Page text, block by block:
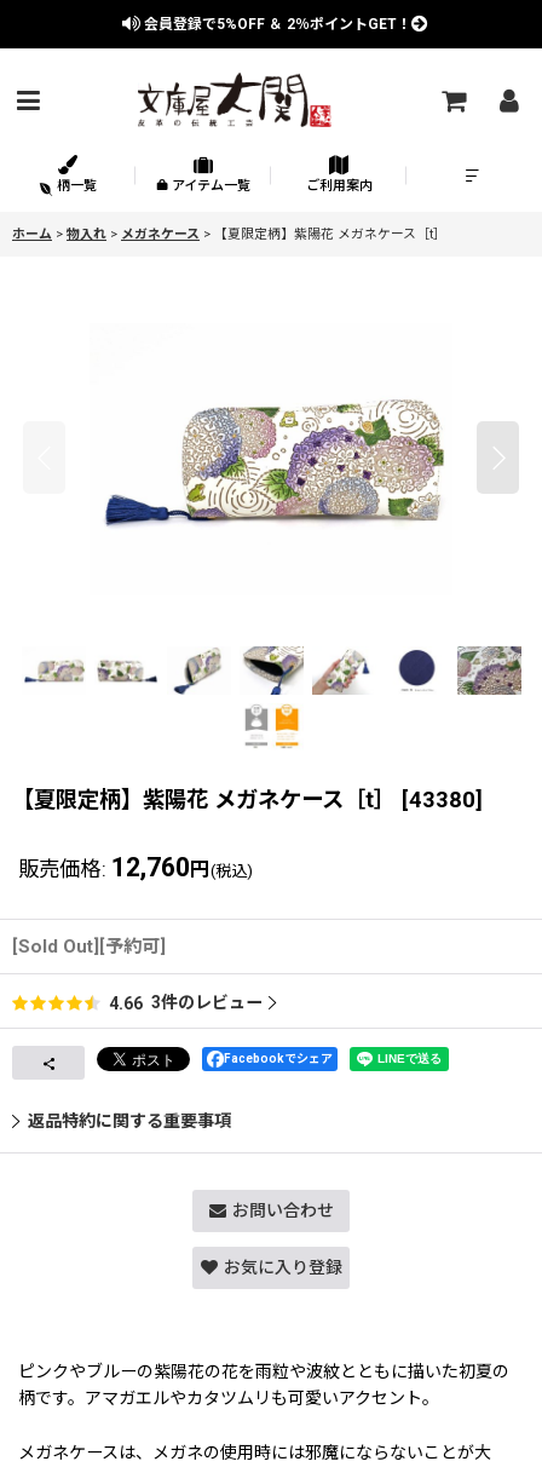
会員登録で5%OFF ＆ 2％ポイントGET！
柄一覧 アイテム一覧 ご利用案内
ホーム > 物入れ > メガネケース > 【夏限定柄】紫陽花 メガネケース［t］
【夏限定柄】紫陽花 メガネケース［t］ [43380]
販売価格: 12,760 円 (税込)
[Sold Out][予約可]
4.66 3件のレビュー
Facebookでシェア
返品特約に関する重要事項
お問い合わせ
お気に入り登録
ピンクやブルーの紫陽花の花を雨粒や波紋とともに描いた初夏の
柄です。アマガエルやカタツムリも可愛いアクセント。
メガネケースは、メガネの使用時には邪魔にならないことが大